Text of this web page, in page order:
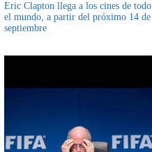
Eric Clapton llega a los cines de todo
el mundo, a partir del próximo 14 de
septiembre